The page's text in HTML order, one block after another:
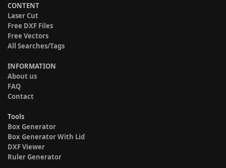
CONTENT
Laser Cut
Free DXF Files
Free Vectors
All Searches/Tags
INFORMATION
About us
FAQ
Contact
Tools
Box Generator
Box Generator With Lid
DXF Viewer
Ruler Generator